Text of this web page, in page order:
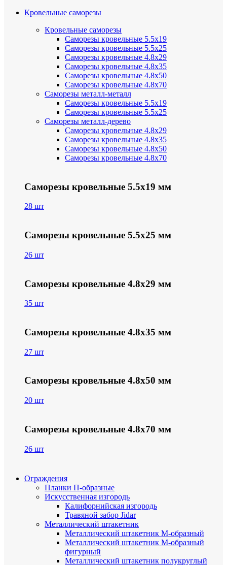
Кровельные саморезы
Кровельные саморезы
Саморезы кровельные 5.5х19
Саморезы кровельные 5.5х25
Саморезы кровельные 4.8х29
Саморезы кровельные 4.8х35
Саморезы кровельные 4.8х50
Саморезы кровельные 4.8х70
Саморезы металл-металл
Саморезы кровельные 5.5х19
Саморезы кровельные 5.5х25
Саморезы металл-дерево
Саморезы кровельные 4.8х29
Саморезы кровельные 4.8х35
Саморезы кровельные 4.8х50
Саморезы кровельные 4.8х70
Саморезы кровельные 5.5х19 мм
28 шт
Саморезы кровельные 5.5х25 мм
26 шт
Саморезы кровельные 4.8х29 мм
35 шт
Саморезы кровельные 4.8х35 мм
27 шт
Саморезы кровельные 4.8х50 мм
20 шт
Саморезы кровельные 4.8х70 мм
26 шт
Ограждения
Планки П-образные
Искусственная изгородь
Калифорнийская изгородь
Травяной забор Jidar
Металлический штакетник
Металлический штакетник М-образный
Металлический штакетник М-образный
фигурный
Металлический штакетник полукруглый